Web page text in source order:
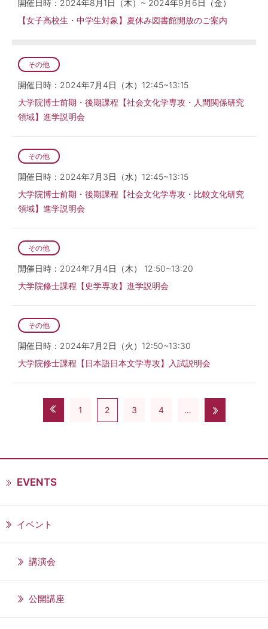
開催日時：2024年8月1日（木）~ 2024年9月6日（金）
【女子高校生・中学生対象】夏休み図書館開放のご案内
その他
開催日時：2024年7月4日（木）12:45~13:15
大学院博士前期・後期課程【社会文化学専攻・人間関係研究
領域】進学説明会
その他
開催日時：2024年7月3日（水）12:45~13:15
大学院博士前期・後期課程【社会文化学専攻・比較文化研究
領域】進学説明会
その他
開催日時：2024年7月4日（木） 12:50~13:20
大学院修士課程【史学専攻】進学説明会
その他
開催日時：2024年7月2日（火）12:50~13:30
大学院修士課程【日本語日本文学専攻】入試説明会
1 2 3 4 …
EVENTS
イベント
講演会
公開講座